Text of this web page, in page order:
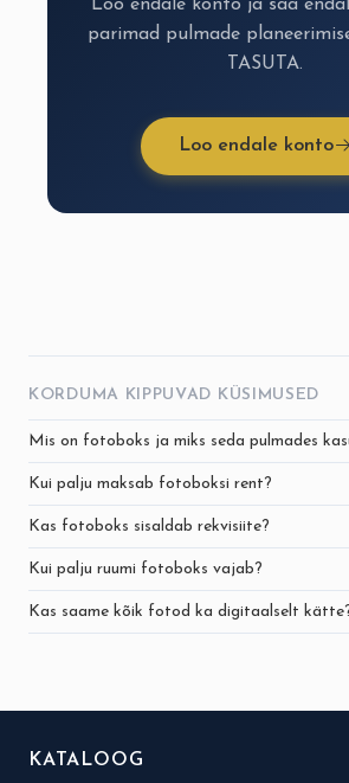
Loo endale konto ja saa
parimad pulmade
TASUTA.
Loo endale konto
KORDUMA KIPPUVAD KÜSIMUSED
Mis on fotoboks ja miks seda pulmades
Kui palju maksab fotoboksi rent?
Kas fotoboks sisaldab rekvisiite?
Kui palju ruumi fotoboks vajab?
Kas saame kõik fotod ka digitaalselt
KATALOOG